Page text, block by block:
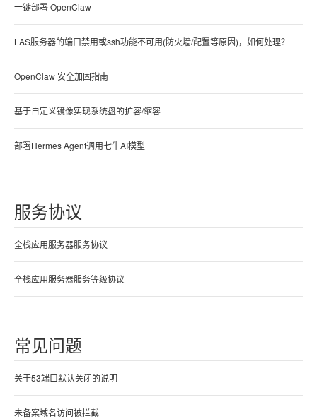
一键部署 OpenClaw
LAS服务器的端口禁用或ssh功能不可用(防火墙/配置等原因)，如何处理？
OpenClaw 安全加固指南
基于自定义镜像实现系统盘的扩容/缩容
部署Hermes Agent调用七牛AI模型
服务协议
全栈应用服务器服务协议
全栈应用服务器服务等级协议
常见问题
关于53端口默认关闭的说明
未备案域名访问被拦截